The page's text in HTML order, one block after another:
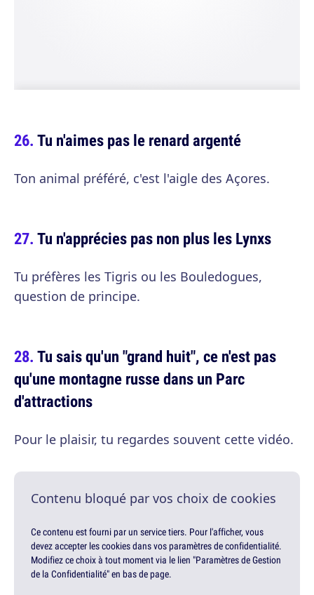
Tu n'aimes pas le renard argenté
Ton animal préféré, c'est l'aigle des Açores.
Tu n'apprécies pas non plus les Lynxs
Tu préfères les Tigris ou les Bouledogues,
question de principe.
Tu sais qu'un "grand huit", ce n'est pas
qu'une montagne russe dans un Parc
d'attractions
Pour le plaisir, tu regardes souvent cette vidéo.
Contenu bloqué par vos choix de cookies
Ce contenu est fourni par un service tiers. Pour l'afficher, vous
devez accepter les cookies dans vos paramètres de confidentialité.
Modifiez ce choix à tout moment via le lien "Paramètres de Gestion
de la Confidentialité" en bas de page.